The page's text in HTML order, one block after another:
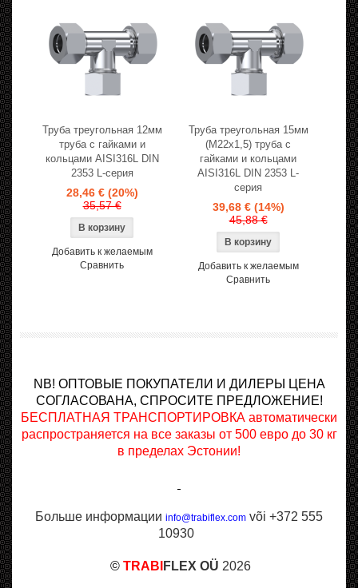
Труба треугольная 12мм
труба с гайками и
кольцами AISI316L DIN
2353 L-серия
28,46 € (20%)
35,57 €
Добавить к желаемым
Сравнить
Труба треугольная 15мм
(M22x1,5) труба с
гайками и кольцами
AISI316L DIN 2353 L-
серия
39,68 € (14%)
45,88 €
Добавить к желаемым
Сравнить
NB! ОПТОВЫЕ ПОКУПАТЕЛИ И ДИЛЕРЫ ЦЕНА
СОГЛАСОВАНА, СПРОСИТЕ ПРЕДЛОЖЕНИЕ!
БЕСПЛАТНАЯ ТРАНСПОРТИРОВКА автоматически
распространяется на все заказы от 500 евро до 30 кг
в пределах Эстонии!
Больше информации info@trabiflex.com või +372 555
10930
© TRABI FLEX OÜ 2026